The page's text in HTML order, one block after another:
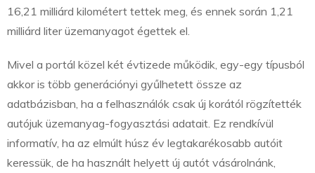
16,21 milliárd kilométert tettek meg, és ennek során 1,21
milliárd liter üzemanyagot égettek el.
Mivel a portál közel két évtizede működik, egy-egy típusból
akkor is több generációnyi gyűlhetett össze az
adatbázisban, ha a felhasználók csak új korától rögzítették
autójuk üzemanyag-fogyasztási adatait. Ez rendkívül
informatív, ha az elmúlt húsz év legtakarékosabb autóit
keressük, de ha használt helyett új autót vásárolnánk,